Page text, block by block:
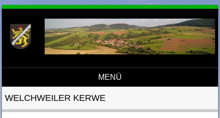
MENÜ
Direkt zum Inhalt
WELCHWEILER KERWE